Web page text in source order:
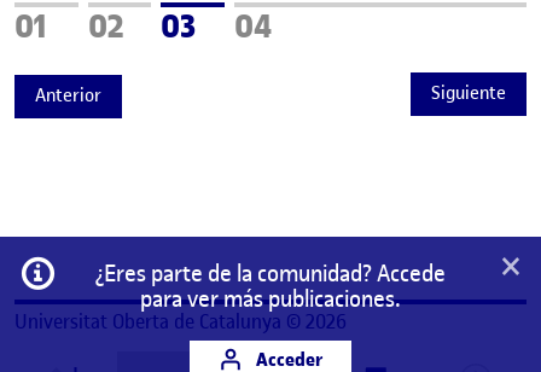
Anterior
Página
01 Página
02 Página
03 Página
04
Siguiente
Información
¿Eres parte de la comunidad? Accede
para ver más publicaciones.
Acceder
×
Universitat Oberta de Catalunya © 2026